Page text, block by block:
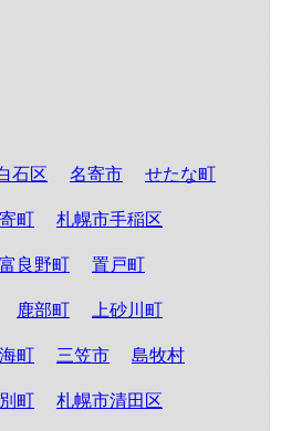
石区 名寄市 せたな町
町 札幌市手稲区
良野町 置戸町
鹿部町 上砂川町
町 三笠市 島牧村
町 札幌市清田区